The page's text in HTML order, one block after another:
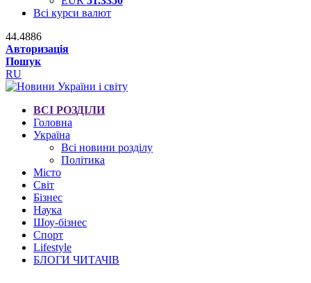
Всі курси валют
44.4886
Авторизація
Пошук
RU
ВСІ РОЗДІЛИ
Головна
Україна
Всі новини розділу
Політика
Місто
Світ
Бізнес
Наука
Шоу-бізнес
Спорт
Lifestyle
БЛОГИ ЧИТАЧІВ